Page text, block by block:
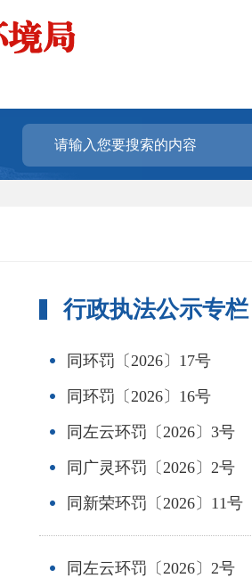
行政执法公示专栏
同环罚〔2026〕17号
同环罚〔2026〕16号
同左云环罚〔2026〕3号
同广灵环罚〔2026〕2号
同新荣环罚〔2026〕11号
同左云环罚〔2026〕2号